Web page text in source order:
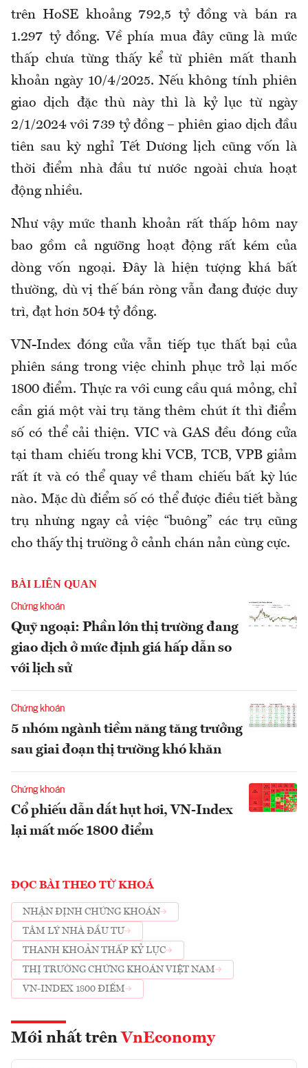
trên HoSE khoảng 792,5 tỷ đồng và bán ra
1.297 tỷ đồng. Về phía mua đây cũng là mức
thấp chưa từng thấy kể từ phiên mất thanh
khoản ngày 10/4/2025. Nếu không tính phiên
giao dịch đặc thù này thì là kỷ lục từ ngày
2/1/2024 với 739 tỷ đồng – phiên giao dịch đầu
tiên sau kỳ nghỉ Tết Dương lịch cũng vốn là
thời điểm nhà đầu tư nước ngoài chưa hoạt
động nhiều.
Như vậy mức thanh khoản rất thấp hôm nay
bao gồm cả ngưỡng hoạt động rất kém của
dòng vốn ngoại. Đây là hiện tượng khá bất
thường, dù vị thế bán ròng vẫn đang được duy
trì, đạt hơn 504 tỷ đồng.
VN-Index đóng cửa vẫn tiếp tục thất bại của
phiên sáng trong việc chinh phục trở lại mốc
1800 điểm. Thực ra với cung cầu quá mỏng, chỉ
cần giá một vài trụ tăng thêm chút ít thì điểm
số có thể cải thiện. VIC và GAS đều đóng cửa
tại tham chiếu trong khi VCB, TCB, VPB giảm
rất ít và có thể quay về tham chiếu bất kỳ lúc
nào. Mặc dù điểm số có thể được điều tiết bằng
trụ nhưng ngay cả việc “buông” các trụ cũng
cho thấy thị trường ở cảnh chán nản cùng cực.
BÀI LIÊN QUAN
Chứng khoán
Quỹ ngoại: Phần lớn thị trường đang
giao dịch ở mức định giá hấp dẫn so
với lịch sử
Chứng khoán
5 nhóm ngành tiềm năng tăng trưởng
sau giai đoạn thị trường khó khăn
Chứng khoán
Cổ phiếu dẫn dắt hụt hơi, VN-Index
lại mất mốc 1800 điểm
ĐỌC BÀI THEO TỪ KHOÁ
NHẬN ĐỊNH CHỨNG KHOÁN
TÂM LÝ NHÀ ĐẦU TƯ
THANH KHOẢN THẤP KỶ LỤC
THỊ TRƯỜNG CHỨNG KHOÁN VIỆT NAM
VN-INDEX 1800 ĐIỂM
Mới nhất trên VnEconomy